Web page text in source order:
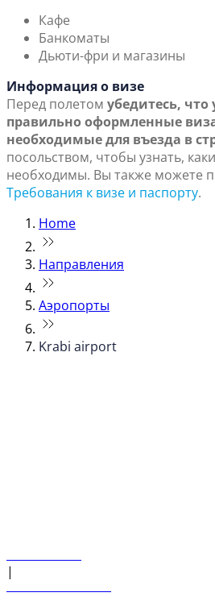
Кафе
Банкоматы
Дьюти-фри и магазины
Информация о визе
Перед полетом убедитесь, что
правильно оформленные
необходимые для въезда в
посольством, чтобы узнать,
необходимы. Вы также можете
Требования к визе и паспорту.
Home
Направления
Аэропорты
Krabi airport
|